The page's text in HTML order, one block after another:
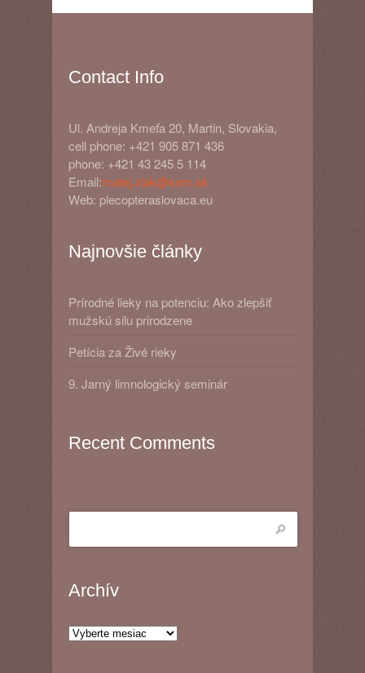
Contact Info
Ul. Andreja Kmeťa 20, Martin, Slovakia,
cell phone: +421 905 871 436
phone: +421 43 245 5 114
Email:matej.ziak@snm.sk
Web: plecopteraslovaca.eu
Najnovšie články
Prírodné lieky na potenciu: Ako zlepšiť
mužskú silu prirodzene
Petícia za Živé rieky
9. Jarný limnologický seminár
Recent Comments
Archív
Archív